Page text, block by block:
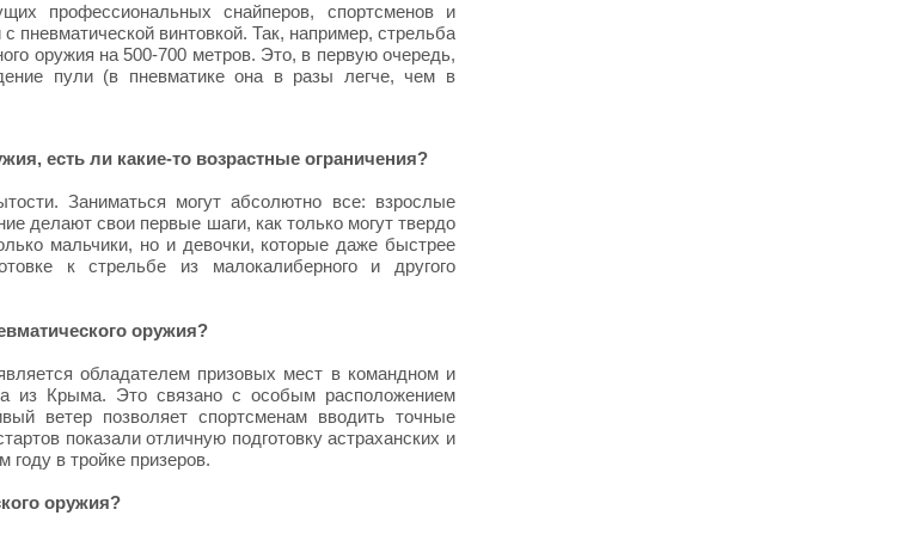
профессиональных снайперов, спортсменов и
пневматической винтовкой. Так, например, стрельба
оружия на 500-700 метров. Это, в первую очередь,
пули (в пневматике она в разы легче, чем в
есть ли какие-то возрастные ограничения?
Заниматься могут абсолютно все: взрослые
делают свои первые шаги, как только могут твердо
мальчики, но и девочки, которые даже быстрее
к стрельбе из малокалиберного и другого
оружия?
обладателем призовых мест в командном и
из Крыма. Это связано с особым расположением
ветер позволяет спортсменам вводить точные
показали отличную подготовку астраханских и
в тройке призеров.
оружия?